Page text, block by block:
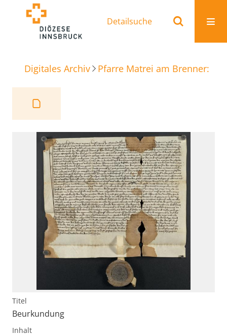
Detailsuche
Digitales Archiv Pfarre Matrei am Brenner:
Titel
Beurkundung
Inhalt